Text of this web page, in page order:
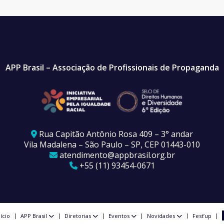
APP Brasil – Associação de Profissionais de Propaganda
Rua Capitão Antônio Rosa 409 – 3° andar
Vila Madalena – São Paulo – SP, CEP 01443-010
atendimento@appbrasil.org.br
+55 (11) 93454-0671
APP Brasil Diretorias Eventos Novidades Fest’up